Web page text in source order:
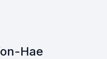
Hae